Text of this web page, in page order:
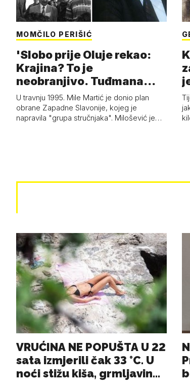
MOMČILO PERIŠIĆ
'Slobo prije Oluje rekao:
Krajina? To je
neobranjivo. Tuđmana
zvao Krivousti'
U travnju 1995. Mile Martić je donio plan
obrane Zapadne Slavonije, kojeg je
napravila "grupa stručnjaka". Milošević je…